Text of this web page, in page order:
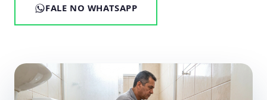
FALE NO WHATSAPP